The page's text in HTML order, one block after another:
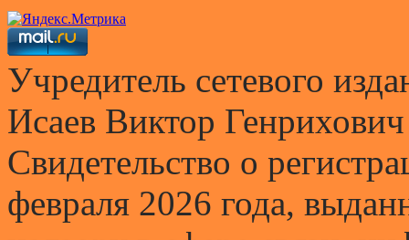
Учредитель сетевого
Исаев Виктор Генрихович
Свидетельство о
февраля 2026 года,